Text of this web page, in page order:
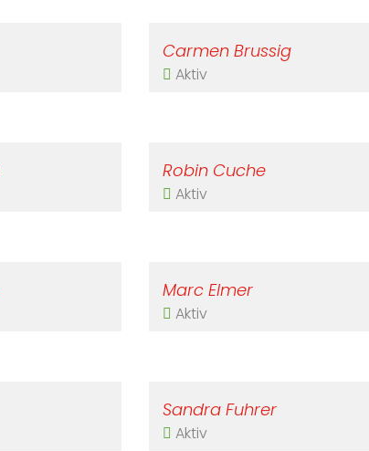
Carmen Brussig
Aktiv
Robin Cuche
Aktiv
Marc Elmer
Aktiv
Sandra Fuhrer
Aktiv